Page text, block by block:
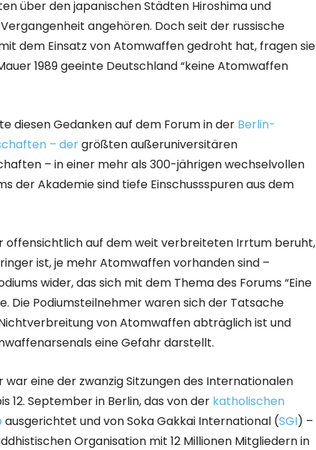
über den japanischen Städten Hiroshima und
angehören. Doch seit der russische
dem Einsatz von Atomwaffen gedroht hat, fragen sie
1989 geeinte Deutschland “keine Atomwaffen
diesen Gedanken auf dem Forum in der Berlin-
– dergrößten außeruniversitären
– in einer mehr als 300-jährigen wechselvollen
der Akademie sind tiefe Einschussspuren aus dem
offensichtlich auf dem weit verbreiteten Irrtum beruht,
ist, je mehr Atomwaffen vorhanden sind –
wider, das sich mit dem Thema des Forums “Eine
Die Podiumsteilnehmer waren sich der Tatsache
von Atomwaffen abträglich ist und
eine Gefahr darstellt.
eine der zwanzig Sitzungen des Internationalen
12. September in Berlin, das von der katholischen
ausgerichtet und von Soka Gakkai International (SGI) –
Organisation mit 12 Millionen Mitgliedern in